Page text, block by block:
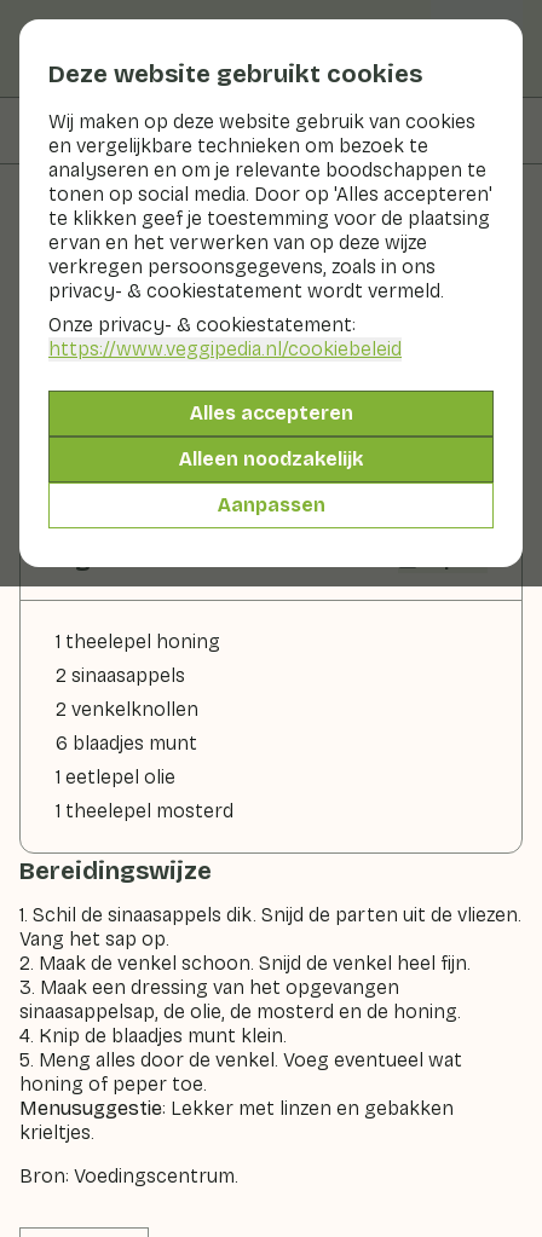
Deze website gebruikt cookies
Wij maken op deze website gebruik van cookies
en vergelijkbare technieken om bezoek te
analyseren en om je relevante boodschappen te
tonen op social media. Door op 'Alles accepteren'
te klikken geef je toestemming voor de plaatsing
ervan en het verwerken van op deze wijze
verkregen persoonsgegevens, zoals in ons
privacy- & cookiestatement wordt vermeld.
Onze privacy- & cookiestatement:
https://www.veggipedia.nl/cookiebeleid
Alles accepteren
Alleen noodzakelijk
Aanpassen
Op deze pagina Bereidingswijze
Recepten
Venkel met sinaasappel en
munt
360gr groenten p.p. &130gr fruit p.p.
1 theelepel honing
2 sinaasappels
2 venkelknollen
6 blaadjes munt
1 eetlepel olie
1 theelepel mosterd
Bereidingswijze
1. Schil de sinaasappels dik. Snijd de parten uit de vliezen.
Vang het sap op.
2. Maak de venkel schoon. Snijd de venkel heel fijn.
3. Maak een dressing van het opgevangen
sinaasappelsap, de olie, de mosterd en de honing.
4. Knip de blaadjes munt klein.
5. Meng alles door de venkel. Voeg eventueel wat
honing of peper toe.
Menusuggestie: Lekker met linzen en gebakken
krieltjes.
Bron: Voedingscentrum.